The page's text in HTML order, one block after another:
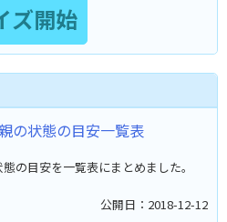
の状態の目安一覧表
の目安を一覧表にまとめました。
公開日：2018-12-12